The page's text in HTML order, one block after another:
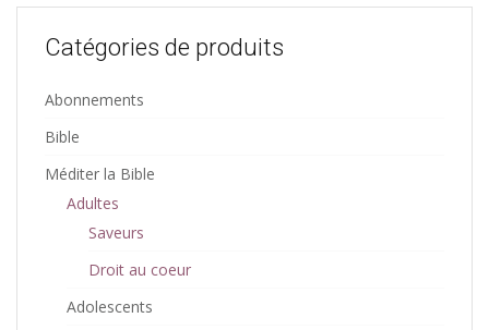
Catégories de produits
Abonnements
Bible
Méditer la Bible
Adultes
Saveurs
Droit au coeur
Adolescents